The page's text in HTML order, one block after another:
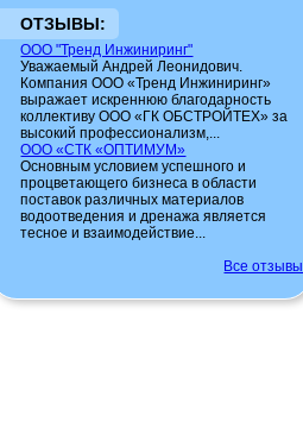
ОТЗЫВЫ:
ООО "Тренд Инжиниринг"
Уважаемый Андрей Леонидович.
Компания ООО «Тренд Инжиниринг»
выражает искреннюю благодарность
коллективу ООО «ГК ОБСТРОЙТЕХ» за
высокий профессионализм,...
ООО «СТК «ОПТИМУМ»
Основным условием успешного и
процветающего бизнеса в области
поставок различных материалов
водоотведения и дренажа является
тесное и взаимодействие...
Все отзывы